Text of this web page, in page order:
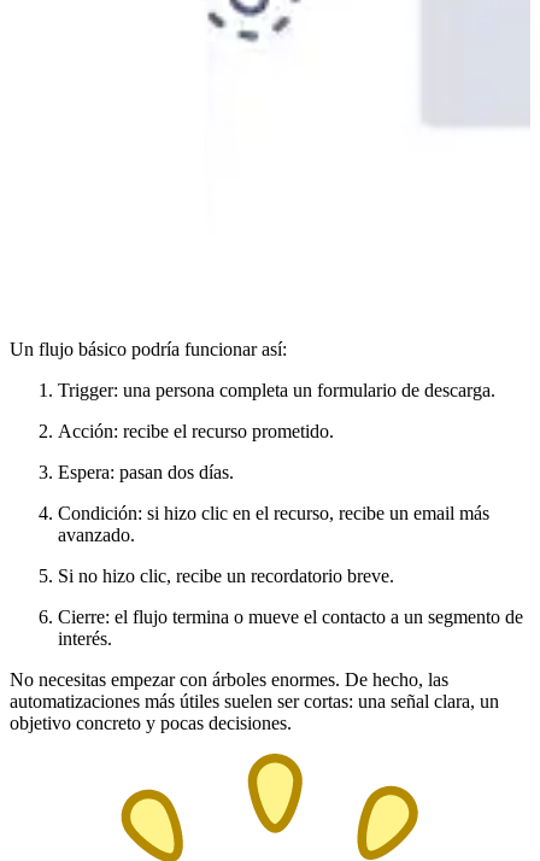
Un flujo básico podría funcionar así:
Trigger: una persona completa un formulario de descarga.
Acción: recibe el recurso prometido.
Espera: pasan dos días.
Condición: si hizo clic en el recurso, recibe un email más
avanzado.
Si no hizo clic, recibe un recordatorio breve.
Cierre: el flujo termina o mueve el contacto a un segmento de
interés.
No necesitas empezar con árboles enormes. De hecho, las
automatizaciones más útiles suelen ser cortas: una señal clara, un
objetivo concreto y pocas decisiones.